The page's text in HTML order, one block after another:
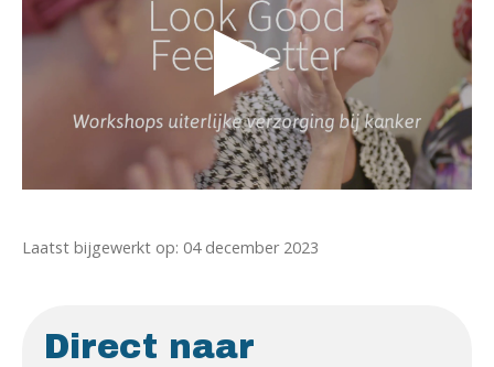
Laatst bijgewerkt op: 04 december 2023
Direct naar